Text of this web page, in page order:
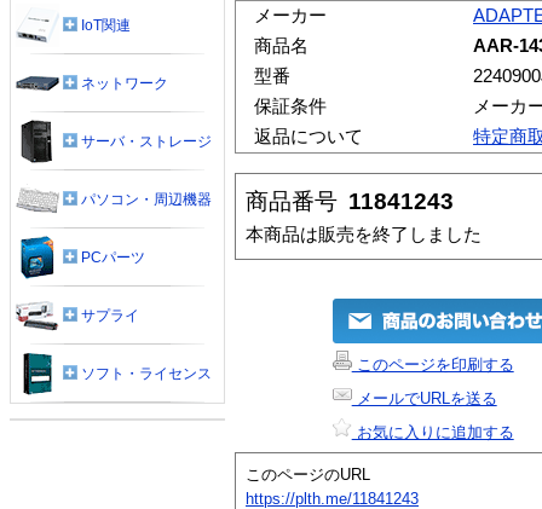
メーカー
商品名
AAR-
型番
保証条件
メーカ
返品について
特定商
商品番号 11841243
本商品は販売を終了しました
このページを印刷する
メールでURLを送る
お気に入りに追加する
このページのURL
https://plth.me/11841243
IoT関連
ネットワーク
サーバ・ストレージ
パソコン・周辺機器
PCパーツ
サプライ
ソフト・ライセンス